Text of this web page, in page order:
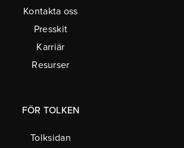
Kontakta oss
Presskit
Karriär
Resurser
FÖR TOLKEN
Tolksidan